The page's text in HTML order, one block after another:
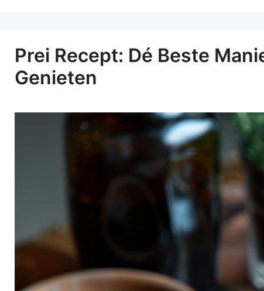
Prei Recept: Dé Beste
Genieten